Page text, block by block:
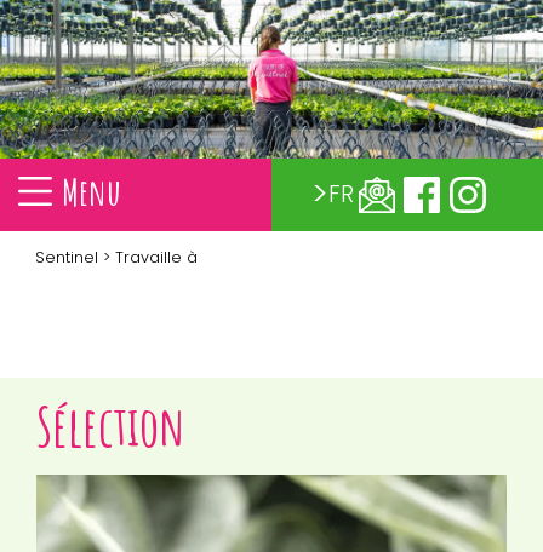
Menu FR
Sentinel > Travaille à
Sélection